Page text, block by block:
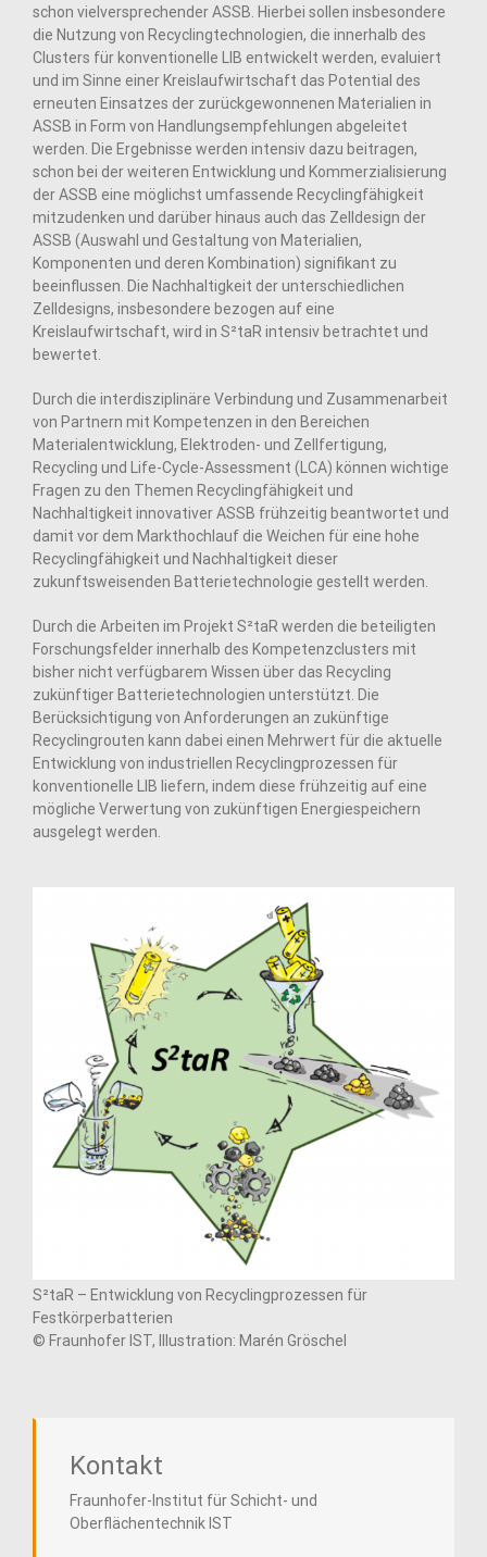
schon vielversprechender ASSB. Hierbei sollen insbesondere
die Nutzung von Recyclingtechnologien, die innerhalb des
Clusters für konventionelle LIB entwickelt werden, evaluiert
und im Sinne einer Kreislaufwirtschaft das Potential des
erneuten Einsatzes der zurückgewonnenen Materialien in
ASSB in Form von Handlungsempfehlungen abgeleitet
werden. Die Ergebnisse werden intensiv dazu beitragen,
schon bei der weiteren Entwicklung und Kommerzialisierung
der ASSB eine möglichst umfassende Recyclingfähigkeit
mitzudenken und darüber hinaus auch das Zelldesign der
ASSB (Auswahl und Gestaltung von Materialien,
Komponenten und deren Kombination) signifikant zu
beeinflussen. Die Nachhaltigkeit der unterschiedlichen
Zelldesigns, insbesondere bezogen auf eine
Kreislaufwirtschaft, wird in S²taR intensiv betrachtet und
bewertet.
Durch die interdisziplinäre Verbindung und Zusammenarbeit
von Partnern mit Kompetenzen in den Bereichen
Materialentwicklung, Elektroden- und Zellfertigung,
Recycling und Life-Cycle-Assessment (LCA) können wichtige
Fragen zu den Themen Recyclingfähigkeit und
Nachhaltigkeit innovativer ASSB frühzeitig beantwortet und
damit vor dem Markthochlauf die Weichen für eine hohe
Recyclingfähigkeit und Nachhaltigkeit dieser
zukunftsweisenden Batterietechnologie gestellt werden.
Durch die Arbeiten im Projekt S²taR werden die beteiligten
Forschungsfelder innerhalb des Kompetenzclusters mit
bisher nicht verfügbarem Wissen über das Recycling
zukünftiger Batterietechnologien unterstützt. Die
Berücksichtigung von Anforderungen an zukünftige
Recyclingrouten kann dabei einen Mehrwert für die aktuelle
Entwicklung von industriellen Recyclingprozessen für
konventionelle LIB liefern, indem diese frühzeitig auf eine
mögliche Verwertung von zukünftigen Energiespeichern
ausgelegt werden.
S²taR – Entwicklung von Recyclingprozessen für
Festkörperbatterien
© Fraunhofer IST, Illustration: Marén Gröschel
Kontakt
Fraunhofer-Institut für Schicht- und
Oberflächentechnik IST